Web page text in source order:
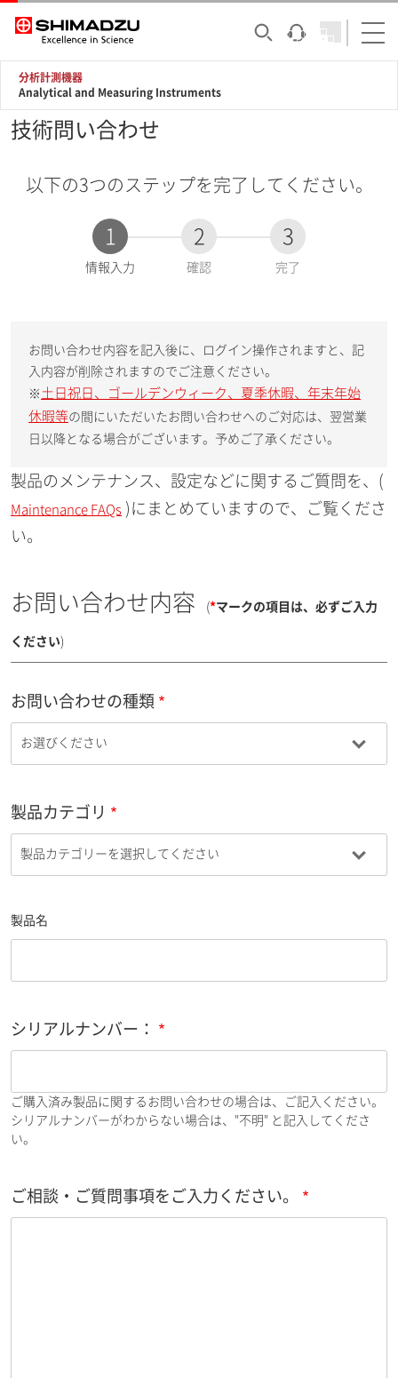
分析計測機器
Analytical and Measuring Instruments
技術問い合わせ
以下の3つのステップを完了してください。
1
現
情報入力
2
確認
3
完了
お問い合わせ内容を記入後に、ログイン操作されますと、記
入内容が削除されますのでご注意ください。
※ 土日祝日、ゴールデンウィーク、夏季休暇、年末年始
休暇等の間にいただいたお問い合わせへのご対応は、翌営業
日以降となる場合がございます。予めご了承ください。
製品のメンテナンス、設定などに関するご質問を、(
Maintenance FAQs )にまとめていますので、ご覧くださ
い。
お問い合わせ内容 (*マークの項目は、必ずご入力
ください)
お問い合わせの種類
製品カテゴリ
製品名
シリアルナンバー：
ご購入済み製品に関するお問い合わせの場合は、ご記入ください。
シリアルナンバーがわからない場合は、"不明" と記入してくださ
い。
ご相談・ご質問事項をご入力ください。